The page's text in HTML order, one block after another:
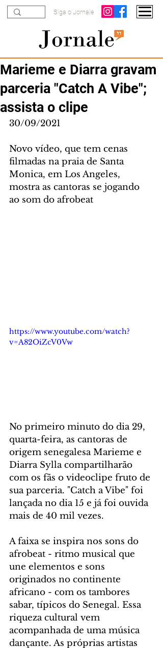
Siga o Jornale
Marieme e Diarra gravam
parceria "Catch A Vibe";
assista o clipe
30/09/2021
Novo vídeo, que tem cenas
filmadas na praia de Santa
Monica, em Los Angeles,
mostra as cantoras se jogando
ao som do afrobeat
https://www.youtube.com/watch?
v=A82OiZcV0Vw
No primeiro minuto do dia 29,
quarta-feira, as cantoras de
origem senegalesa Marieme e
Diarra Sylla compartilharão
com os fãs o videoclipe fruto de
sua parceria. "Catch a Vibe" foi
lançada no dia 15 e já foi ouvida
mais de 40 mil vezes.
A faixa se inspira nos sons do
afrobeat - ritmo musical que
une elementos e sons
originados no continente
africano - com os tambores
sabar, típicos do Senegal. Essa
riqueza cultural vem
acompanhada de uma música
dançante. As próprias artistas